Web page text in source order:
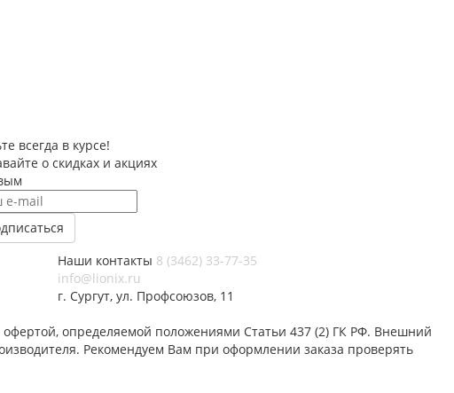
всегда в курсе!
о скидках и акциях
Наши контакты 8 (3462) 33-77-35
info@lionix.ru
г. Сургут, ул. Профсоюзов, 11
определяемой положениями Статьи 437 (2) ГК РФ. Внешний
Рекомендуем Вам при оформлении заказа проверять